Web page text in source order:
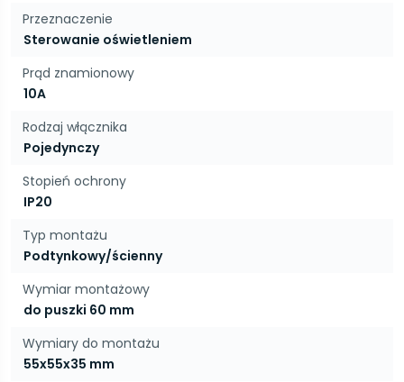
Przeznaczenie
Sterowanie oświetleniem
Prąd znamionowy
10A
Rodzaj włącznika
Pojedynczy
Stopień ochrony
IP20
Typ montażu
Podtynkowy/ścienny
Wymiar montażowy
do puszki 60 mm
Wymiary do montażu
55x55x35 mm